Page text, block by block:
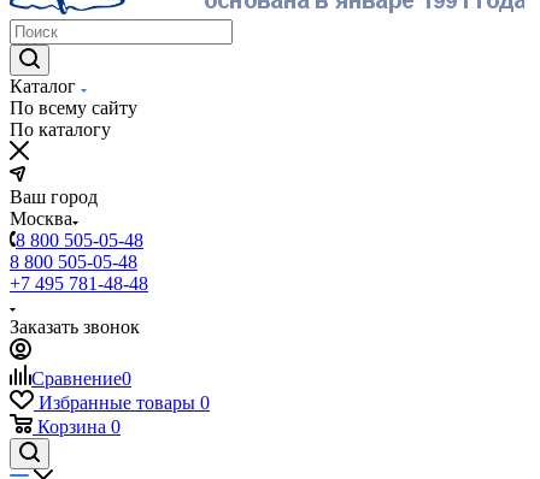
Каталог
По всему сайту
По каталогу
Ваш город
Москва
8 800 505-05-48
8 800 505-05-48
+7 495 781-48-48
Заказать звонок
Сравнение0
Избранные товары 0
Корзина 0